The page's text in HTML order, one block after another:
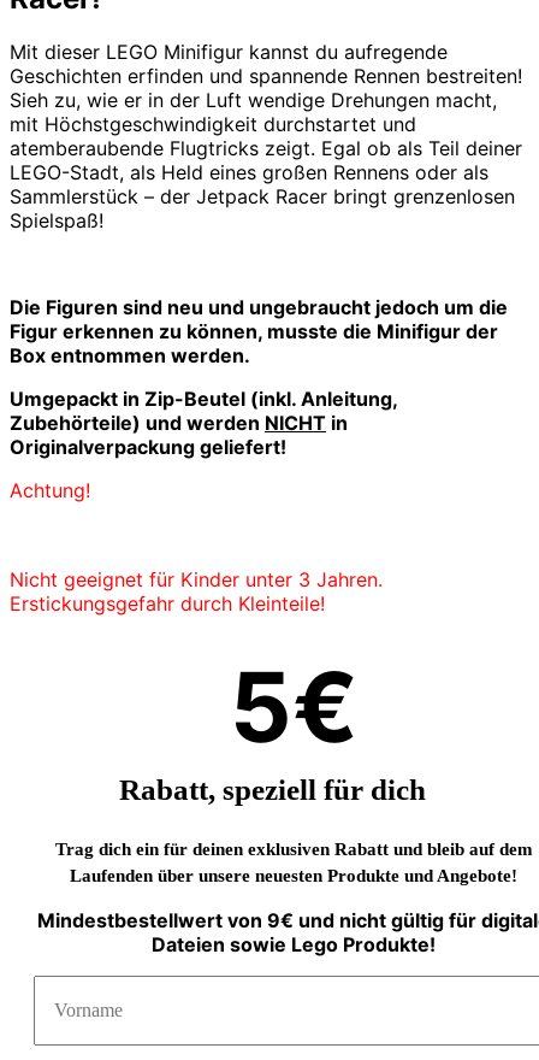
Mit dieser LEGO Minifigur kannst du aufregende
Geschichten erfinden und spannende Rennen bestreiten!
Sieh zu, wie er in der Luft wendige Drehungen macht,
mit Höchstgeschwindigkeit durchstartet und
atemberaubende Flugtricks zeigt. Egal ob als Teil deiner
LEGO-Stadt, als Held eines großen Rennens oder als
Sammlerstück – der Jetpack Racer bringt grenzenlosen
Spielspaß!
Die Figuren sind neu und ungebraucht jedoch um die
Figur erkennen zu können, musste die Minifigur der
Box entnommen werden.
Umgepackt in Zip-Beutel (inkl. Anleitung,
Zubehörteile) und werden NICHT in
Originalverpackung geliefert!
Achtung!
Nicht geeignet für Kinder unter 3 Jahren.
Erstickungsgefahr durch Kleinteile!
5€
Rabatt, speziell für dich
Trag dich ein für deinen exklusiven Rabatt und bleib auf dem
Laufenden über unsere neuesten Produkte und Angebote!
Mindestbestellwert von 9€ und nicht gültig für
Dateien sowie Lego Produkte!